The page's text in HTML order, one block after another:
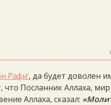
Рафи‘, да будет доволен
что Посланник Аллаха,
Аллаха, сказал: